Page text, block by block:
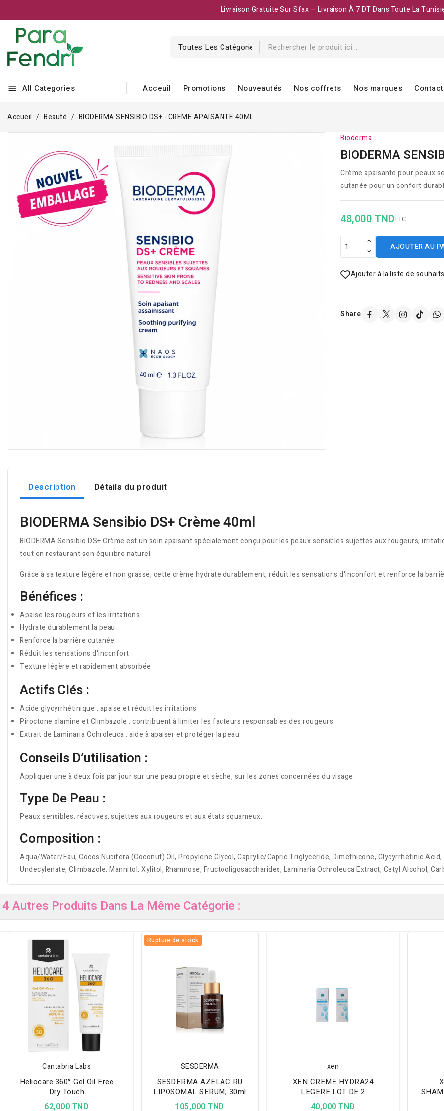
Livraison Gratuite Sur Sfax – Livraison À 7 DT Dans Toute La
menu All Categories Acceuil Promotions Nouveautés Nos coffrets Nos marques
Accueil Beauté BIODERMA SENSIBIO DS+ - CREME APAISANTE 40ML
Bioderma
BIODERMA
Crème apaisante pour peaux
cutanée pour un confort
48,000 TNDTTC
AJOUTER AU
Ajouter à la liste de souhaits
Share
Description Détails du produit
BIODERMA Sensibio DS+ Crème 40ml
BIODERMA Sensibio DS+ Crème est un soin apaisant spécialement conçu pour les peaux sensibles sujettes aux rougeurs,
tout en restaurant son équilibre naturel.
Grâce à sa texture légère et non grasse, cette crème hydrate durablement, réduit les sensations d'inconfort et renforce la
Bénéfices :
Apaise les rougeurs et les irritations
Hydrate durablement la peau
Renforce la barrière cutanée
Réduit les sensations d'inconfort
Texture légère et rapidement absorbée
Actifs Clés :
Acide glycyrrhétinique : apaise et réduit les irritations
Piroctone olamine et Climbazole : contribuent à limiter les facteurs responsables des rougeurs
Extrait de Laminaria Ochroleuca : aide à apaiser et protéger la peau
Conseils D’utilisation :
Appliquer une à deux fois par jour sur une peau propre et sèche, sur les zones concernées du visage.
Type De Peau :
Peaux sensibles, réactives, sujettes aux rougeurs et aux états squameux.
Composition :
Aqua/Water/Eau, Cocos Nucifera (Coconut) Oil, Propylene Glycol, Caprylic/Capric Triglyceride, Dimethicone, Glycyrrhetinic
Undecylenate, Climbazole, Mannitol, Xylitol, Rhamnose, Fructooligosaccharides, Laminaria Ochroleuca Extract, Cetyl Alcohol,
4 Autres Produits Dans La Même Catégorie :
Cantabria Labs
Heliocare 360° Gel Oil Free
Dry Touch
62,000 TND
Rupture de stock
SESDERMA
SESDERMA AZELAC RU
LIPOSOMAL SERUM, 30ml
105,000 TND
xen
XEN CREME HYDRA24
LEGERE LOT DE 2
40,000 TND